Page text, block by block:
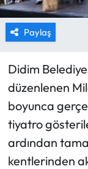
Paylaş
Didim
düzenlenen
boyunca
tiyatro
ardından
kentlerinden
RESMİ
HABER